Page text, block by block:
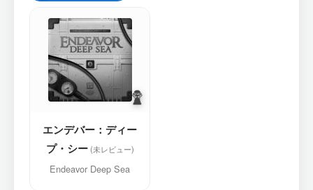
エンデバー：ディー
プ・シー
Endeavor Deep Sea